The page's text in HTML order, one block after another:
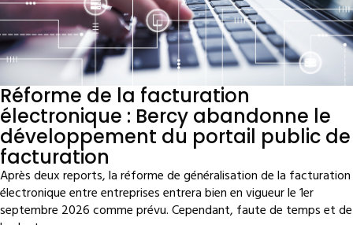
Réforme de la facturation
électronique : Bercy abandonne le
développement du portail public de
facturation
Après deux reports, la réforme de généralisation de la facturation
électronique entre entreprises entrera bien en vigueur le 1er
septembre 2026 comme prévu. Cependant, faute de temps et de